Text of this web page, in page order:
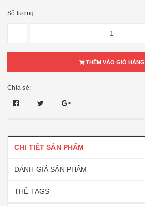
Số lượng
-
THÊM VÀO GIỎ HÀNG
Chia sẻ:
CHI TIẾT SẢN PHẨM
ĐÁNH GIÁ SẢN PHẨM
THẺ TAGS